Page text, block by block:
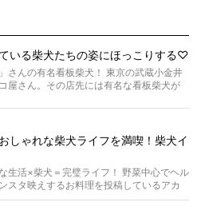
ている柴犬たちの姿にほっこりする♡
さんの有名看板柴犬！ 東京の武蔵小金井
屋さん。その店先には有名な看板柴犬が
しゃれな柴犬ライフを満喫！柴犬イ
生活×柴犬＝完璧ライフ！ 野菜中心でヘル
スタ映えするお料理を投稿しているアカ